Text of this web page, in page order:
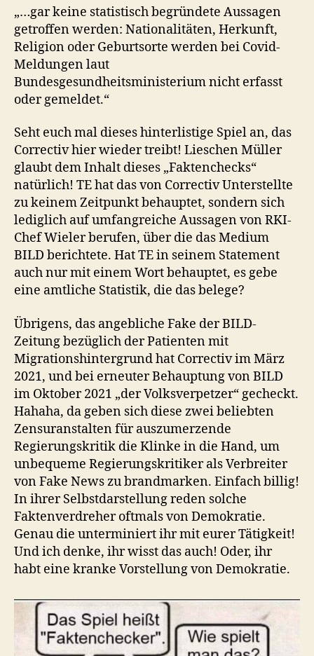
„…gar keine statistisch begründete Aussagen
getroffen werden: Nationalitäten, Herkunft,
Religion oder Geburtsorte werden bei Covid-
Meldungen laut
Bundesgesundheitsministerium nicht erfasst
oder gemeldet.“
Seht euch mal dieses hinterlistige Spiel an, das
Correctiv hier wieder treibt! Lieschen Müller
glaubt dem Inhalt dieses „Faktenchecks“
natürlich! TE hat das von Correctiv Unterstellte
zu keinem Zeitpunkt behauptet, sondern sich
lediglich auf umfangreiche Aussagen von RKI-
Chef Wieler berufen, über die das Medium
BILD berichtete. Hat TE in seinem Statement
auch nur mit einem Wort behauptet, es gebe
eine amtliche Statistik, die das belege?
Übrigens, das angebliche Fake der BILD-
Zeitung bezüglich der Patienten mit
Migrationshintergrund hat Correctiv im März
2021, und bei erneuter Behauptung von BILD
im Oktober 2021 „der Volksverpetzer“ gecheckt.
Hahaha, da geben sich diese zwei beliebten
Zensuranstalten für auszumerzende
Regierungskritik die Klinke in die Hand, um
unbequeme Regierungskritiker als Verbreiter
von Fake News zu brandmarken. Einfach billig!
In ihrer Selbstdarstellung reden solche
Faktenverdreher oftmals von Demokratie.
Genau die unterminiert ihr mit eurer Tätigkeit!
Und ich denke, ihr wisst das auch! Oder, ihr
habt eine kranke Vorstellung von Demokratie.